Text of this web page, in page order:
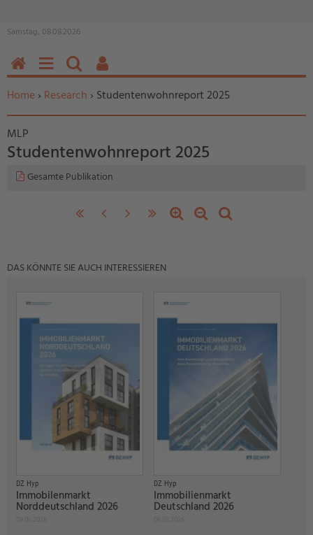
Samstag, 08.08.2026
Sie befinden sich hier:
Home› Research › Studentenwohnreport 2025
MLP
Studentenwohnreport 2025
Gesamte Publikation
SeiteSeite› »
DAS KÖNNTE SIE AUCH INTERESSIEREN
DZ Hyp
Immobilenmarkt
Norddeutschland 2026
DZ Hyp
Immobilienmarkt
Deutschland 2026
HOMEMENÜSUCHEN
BENUTZERFUNKTIONEN